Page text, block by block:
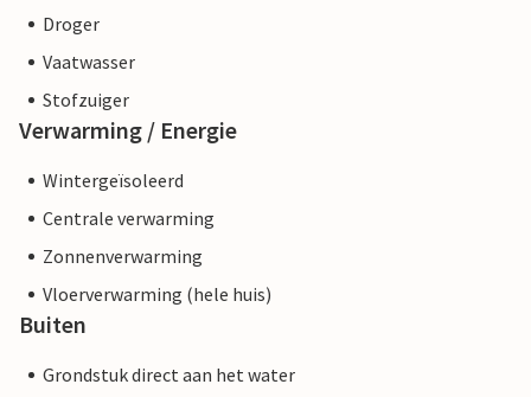
Droger
Vaatwasser
Stofzuiger
Verwarming / Energie
Wintergeïsoleerd
Centrale verwarming
Zonnenverwarming
Vloerverwarming (hele huis)
Buiten
Grondstuk direct aan het water